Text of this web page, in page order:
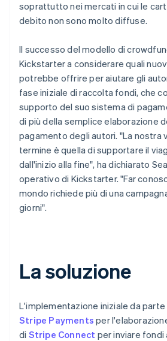
soprattutto nei mercati in cui le
debito non sono molto diffuse.
Il successo del modello di
Kickstarter a considerare quali
potrebbe offrire per aiutare gli
fase iniziale di raccolta fondi, che
supporto del suo sistema di
di più della semplice elaborazione
pagamento degli autori. "La nostra
termine è quella di supportare il
dall'inizio alla fine", ha dichiarato
operativo di Kickstarter. "Far
mondo richiede più di una
giorni".
La soluzione
L'implementazione iniziale da
Stripe Payments per
di Stripe Connect per inviare fondi